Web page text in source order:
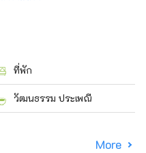
ที่พัก
วัฒนธรรม ประเพณี
More